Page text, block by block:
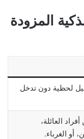
المزودة
لحظية دون تدخل
العائلة،
أو الغرباء.